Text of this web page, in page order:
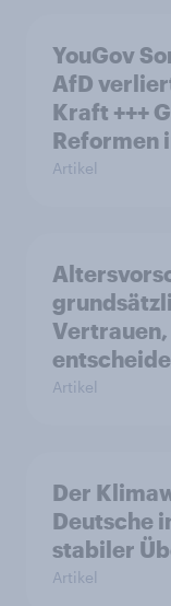
YouGov
AfD
Kraft +++
Reformen
Artikel
Artikel
Der
Deutsche
stabiler
Artikel